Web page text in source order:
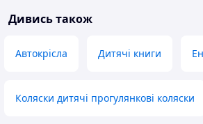
Дивись також
Автокрісла Дитячі книги
Коляски дитячі прогулянкові коляски